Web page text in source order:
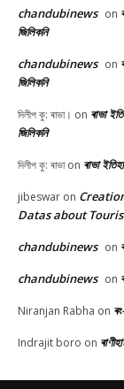
chandubinews on
জিলিকনি
chandubinews on
জিলিকনি
দিলীপ কু: ৰাভা। on ৰাভা
জিলিকনি
দিলীপ কু: ৰাভাon ৰাভা
jibeswar on
Datas about
chandubinews on
chandubinews on
Niranjan Rabha on
Indrajit boro on